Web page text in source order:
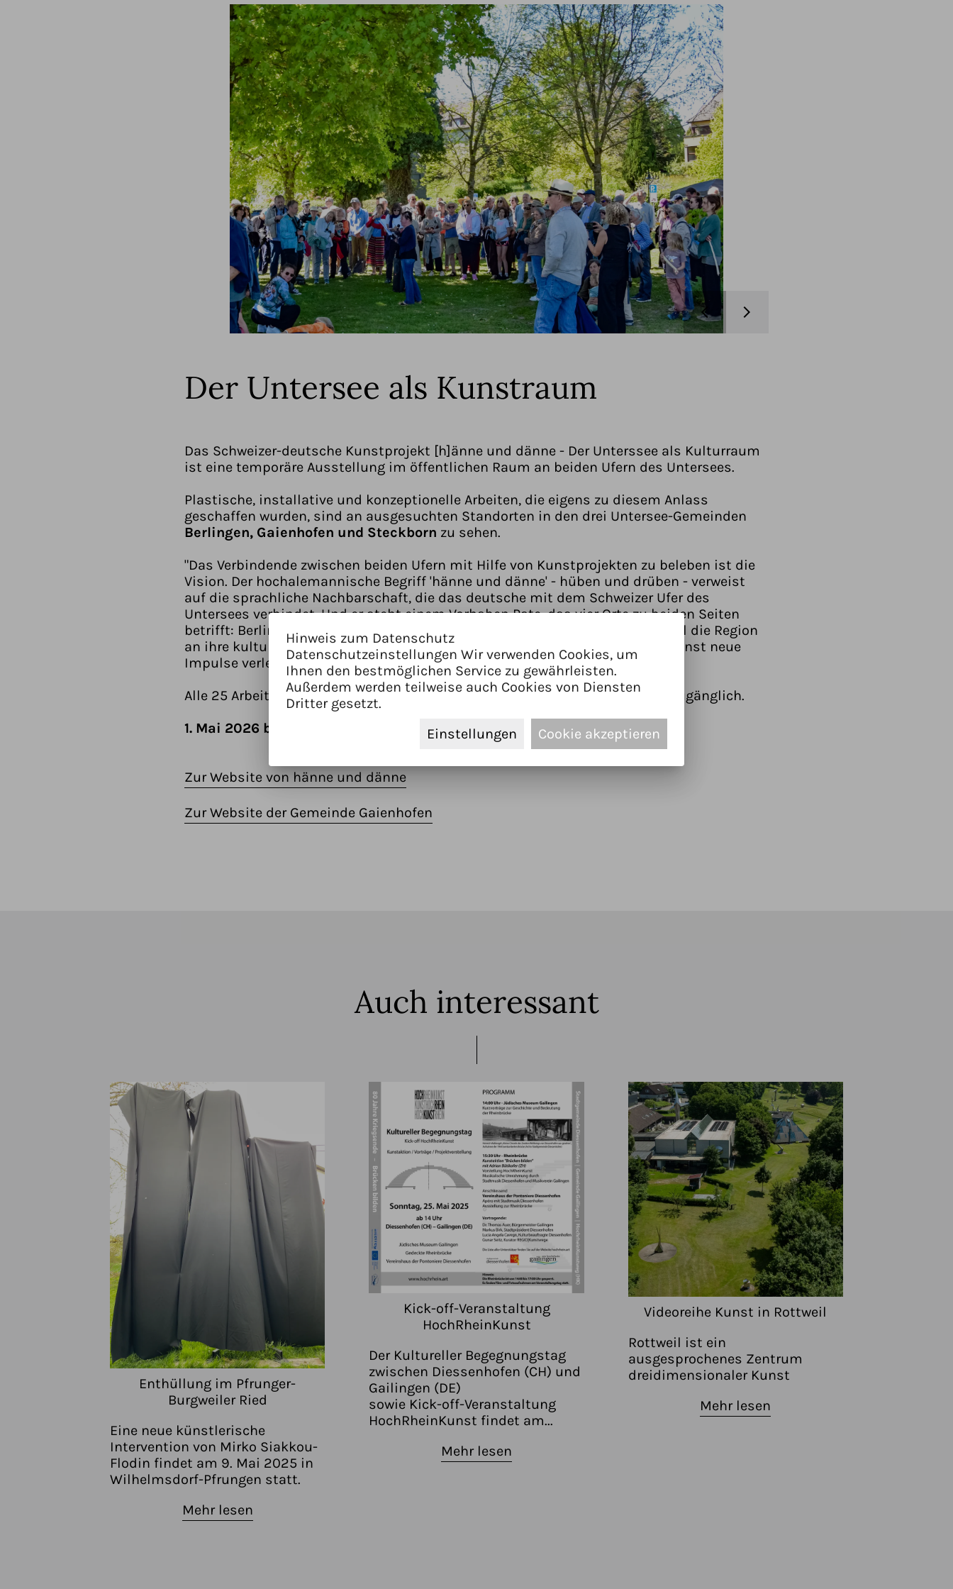
Der Untersee als Kunstraum
Das Schweizer-deutsche Kunstprojekt [h]änne und dänne - Der Unterssee als Kulturraum
ist eine temporäre Ausstellung im öffentlichen Raum an beiden Ufern des Untersees.
Plastische, installative und konzeptionelle Arbeiten, die eigens zu diesem Anlass
geschaffen wurden, sind an ausgesuchten Standorten in den drei Untersee-Gemeinden
Berlingen, Gaienhofen und Steckborn zu sehen.
"Das Verbindende zwischen beiden Ufern mit Hilfe von Kunstprojekten zu beleben ist die
Vision. Der hochalemannische Begriff 'hänne und dänne' - hüben und drüben - verweist
auf die sprachliche Nachbarschaft, die das deutsche mit dem Schweizer Ufer des
Untersees verbindet. Und er steht einem Vorhaben Pate, das vier Orte zu beiden Seiten
betrifft: Berlingen, Gaienhofen, Hemmenhofen und Steckborn. Das Projekt soll die Region
an ihre kulturelle Verwandtschaft erinnern, sie vernetzen und ihr durch die Kunst neue
Impulse verleihen.
Alle 25 Arbeiten befinden sich entlang öffentlicher Wege und sind jederzeit zugänglich.
1. Mai 2026 bis 27. September 2026
Zur Website von hänne und dänne
Zur Website der Gemeinde Gaienhofen
Auch interessant
Enthüllung im Pfrunger-
Burgweiler Ried
Eine neue künstlerische
Intervention von Mirko Siakkou-
Flodin findet am 9. Mai 2025 in
Wilhelmsdorf-Pfrungen statt.
Mehr lesen
Kick-off-Veranstaltung
HochRheinKunst
Der Kultureller Begegnungstag
zwischen Diessenhofen (CH) und
Gailingen (DE)
sowie Kick-off-Veranstaltung
HochRheinKunst findet am...
Mehr lesen
Videoreihe Kunst in Rottweil
Rottweil ist ein
ausgesprochenes Zentrum
dreidimensionaler Kunst
Mehr lesen
Hinweis zum Datenschutz
Datenschutzeinstellungen Wir verwenden Cookies, um
Ihnen den bestmöglichen Service zu gewährleisten.
Außerdem werden teilweise auch Cookies von Diensten
Dritter gesetzt.
Einstellungen
Cookie akzeptieren